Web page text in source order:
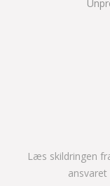
Læs skildringen